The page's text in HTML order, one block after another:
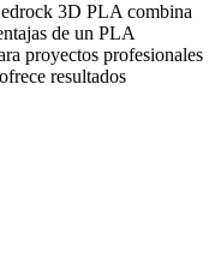
3D PLA combina
de un PLA
proyectos profesionales
resultados